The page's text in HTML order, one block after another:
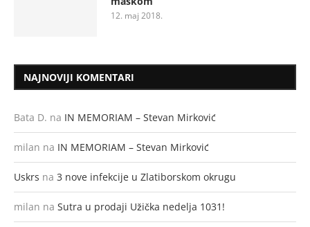
12. maj 2018.
NAJNOVIJI KOMENTARI
Bata D. na IN MEMORIAM – Stevan Mirković
milan na IN MEMORIAM – Stevan Mirković
Uskrs na 3 nove infekcije u Zlatiborskom okrugu
milan na Sutra u prodaji Užička nedelja 1031!